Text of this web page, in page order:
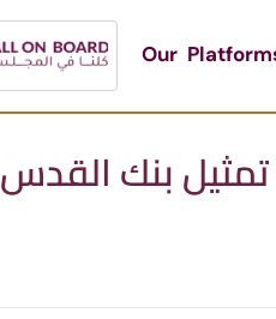
Our
بنك القدس